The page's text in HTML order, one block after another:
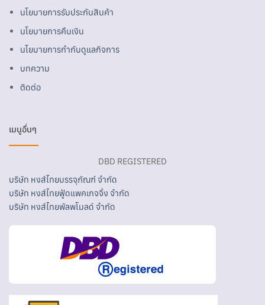
นโยบายการรับประกันสินค้า
นโยบายการคืนเงิน
นโยบายการกำกับดูแลกิจการ
บทความ
ติดต่อ
เมนูอื่นๆ
DBD REGISTERED
บริษัท หงส์ไทยบรรจุภัณฑ์ จำกัด
บริษัท หงส์ไทยฟู้ดแพคเกจจิ้ง จำกัด
บริษัท หงส์ไทยพัลพโมลด์ จำกัด